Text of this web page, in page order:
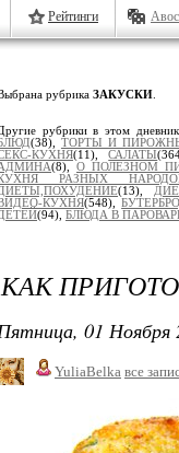
Рейтинги
рубрика ЗАКУСКИ
рубрики в этом
(38), ТОРТЫ И
КУХНЯ(11),САЛАТЫ
(8), О ПОЛЕЗНОМ
РАЗНЫХ
(13),
КУХНЯ(548),
(94), БЛЮДА В
КАК
01 Ноября
YuliaBelka все